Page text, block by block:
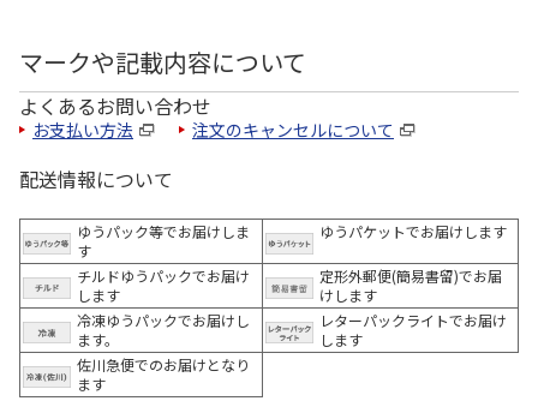
マークや記載内容について
よくあるお問い合わせ
お支払い方法 注文のキャンセルについて
配送情報について
ゆうパック等でお届けしま
す
ゆうパケットでお届けします
チルドゆうパックでお届け
します
定形外郵便(簡易書留)でお届
けします
冷凍ゆうパックでお届けし
ます。
レターパックライトでお届け
します
佐川急便でのお届けとなり
ます